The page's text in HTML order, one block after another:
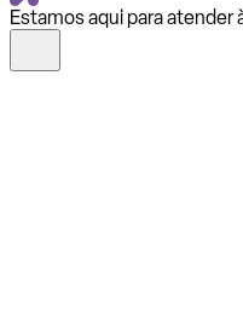
Estamos aqui para atender